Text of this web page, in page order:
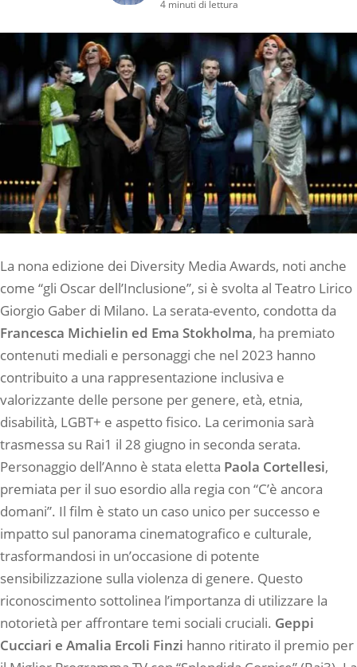
4 minuti di lettura
La nona edizione dei Diversity Media Awards, noti anche
come “gli Oscar dell’Inclusione”, si è svolta al Teatro Lirico
Giorgio Gaber di Milano. La serata-evento, condotta da
Francesca Michielin ed Ema Stokholma, ha premiato
contenuti mediali e personaggi che nel 2023 hanno
contribuito a una rappresentazione inclusiva e
valorizzante delle persone per genere, età, etnia,
disabilità, LGBT+ e aspetto fisico. La cerimonia sarà
trasmessa su Rai1 il 28 giugno in seconda serata.
Personaggio dell’Anno è stata eletta Paola Cortellesi,
premiata per il suo esordio alla regia con “C’è ancora
domani”. Il film è stato un caso unico per successo e
impatto sul panorama cinematografico e culturale,
trasformandosi in un’occasione di potente
sensibilizzazione sulla violenza di genere. Questo
riconoscimento sottolinea l’importanza di utilizzare la
notorietà per affrontare temi sociali cruciali. Geppi
Cucciari e Amalia Ercoli Finzi hanno ritirato il premio per